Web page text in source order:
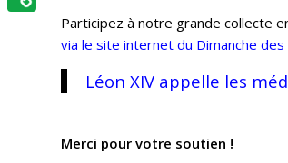
Participez à notre grande collecte
via le site internet du Dimanche des
Léon XIV appelle les
Merci pour votre soutien !